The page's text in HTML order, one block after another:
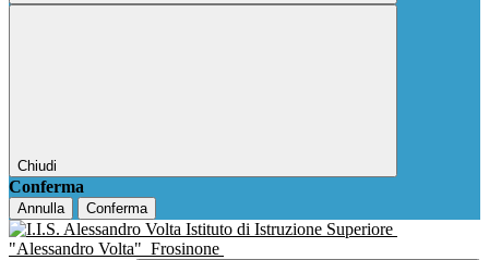
Chiudi
Conferma
Annulla Conferma
Istituto di Istruzione Superiore
"Alessandro Volta" Frosinone